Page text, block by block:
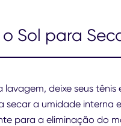
Sol para
lavagem, deixe seus
secar a umidade
para a eliminação do